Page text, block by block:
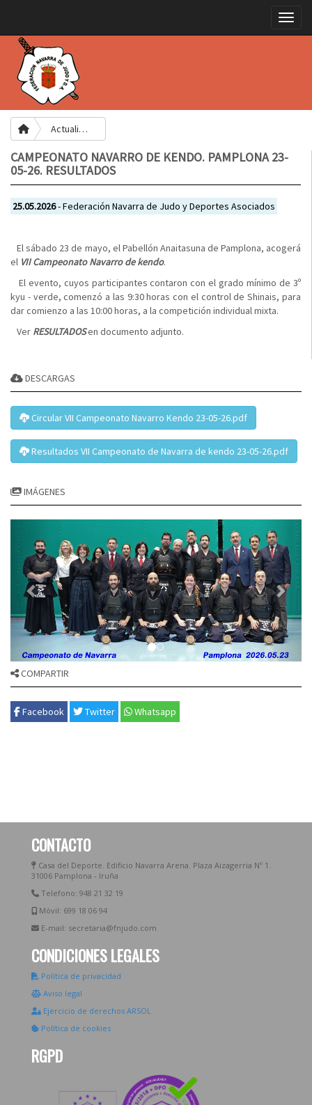
Actualidad
CAMPEONATO NAVARRO DE KENDO. PAMPLONA 23-
05-26. RESULTADOS
25.05.2026- Federación Navarra de Judo y Deportes Asociados
El sábado 23 de mayo, el Pabellón Anaitasuna de Pamplona, acogerá
el VII Campeonato Navarro de kendo.
El evento, cuyos participantes contaron con el grado mínimo de 3º
kyu - verde, comenzó a las 9:30 horas con el control de Shinais, para
dar comienzo a las 10:00 horas, a la competición individual mixta.
Ver RESULTADOSen documento adjunto.
DESCARGAS
Circular VII Campeonato Navarro Kendo 23-05-26.pdf
Resultados VII Campeonato de Navarra de kendo 23-05-26.pdf
IMÁGENES
COMPARTIR
Facebook Twitter Whatsapp
CONTACTO
Casa del Deporte. Edificio Navarra Arena. Plaza Aizagerria Nº 1.
31006 Pamplona - Iruña
Telefono: 948 21 32 19
Móvil: 699 18 06 94
E-mail: secretaria@fnjudo.com
CONDICIONES LEGALES
Política de privacidad
Aviso legal
Ejercicio de derechos ARSOL
Política de cookies
RGPD